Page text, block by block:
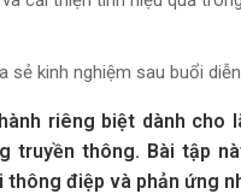
sẻ kinh nghiệm sau buổi
riêng biệt dành
truyền thông. Bài tập
điệp và phản ứng